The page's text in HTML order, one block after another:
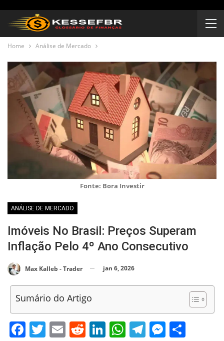
Home Análise de Mercado
Fonte: Bora Investir
ANÁLISE DE MERCADO
Imóveis No Brasil: Preços Superam
Inflação Pelo 4º Ano Consecutivo
Max Kalleb - Trader jan 6, 2026
Sumário do Artigo
Facebook
Twitter
EmailReddit
LinkedIn
WhatsApp
Telegram